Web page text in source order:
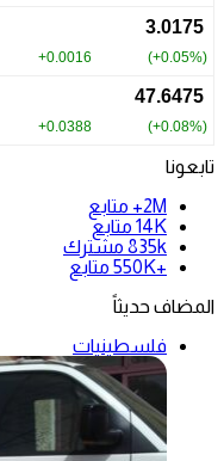
تابعونا
2M+
متابع
14K متابع
835k مشترك
+550K
متابع
المضاف حديثاً
فلسطينيات